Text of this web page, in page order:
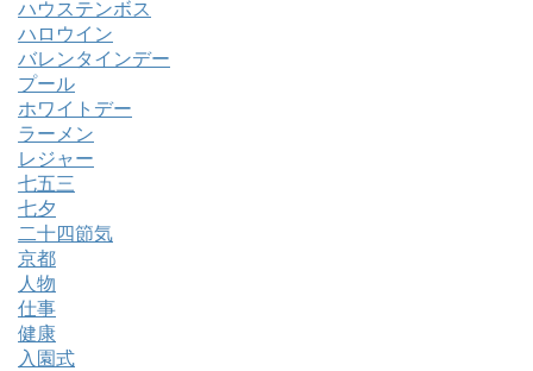
ハウステンボス
ハロウイン
バレンタインデー
プール
ホワイトデー
ラーメン
レジャー
七五三
七夕
二十四節気
京都
人物
仕事
健康
入園式